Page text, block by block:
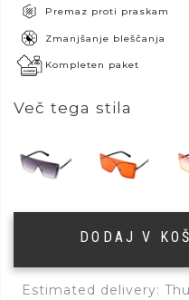
Premaz proti praskam
Zmanjšanje bleščanja
Kompleten paket
Več tega stila
DODAJ V
Estimated delivery: